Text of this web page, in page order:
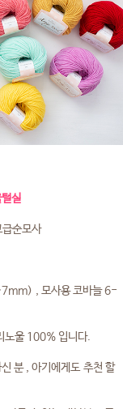
실
급순모사
, 모사용 코바늘 6-
노울 100% 입니다.
분 , 아기에게도 추천 할